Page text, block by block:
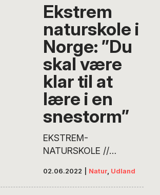
Ekstrem
naturskole i
Norge: ”Du
skal være
klar til at
lære i en
snestorm”
EKSTREM-
NATURSKOLE //
flytter ca. 50 danskere
nordpå til is og fjelde i
02.06.2022 Natur, Udland